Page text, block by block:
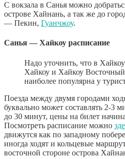
С вокзала в Санья можно
острове Хайнань, а так же до
— Пекин, Гуанчжоу.
Санья — Хайкоу расписание
Надо уточнить, что в
Хайкоу и Хайкоу
наиболее популярна у
Поезда между двумя городами
буквально может составлять 2-3
до 30 минут, цены на билет
Посмотреть расписание можно
движутся как по западному
иногда ходят и кольцевые
восточной стороне острова